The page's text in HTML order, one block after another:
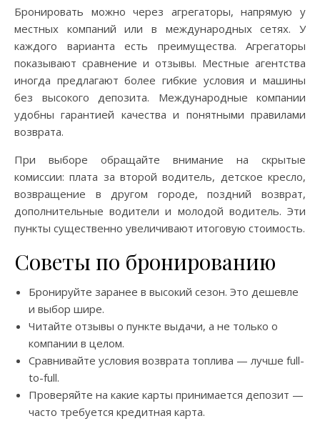
Бронировать можно через агрегаторы, напрямую у
местных компаний или в международных сетях. У
каждого варианта есть преимущества. Агрегаторы
показывают сравнение и отзывы. Местные агентства
иногда предлагают более гибкие условия и машины
без высокого депозита. Международные компании
удобны гарантией качества и понятными правилами
возврата.
При выборе обращайте внимание на скрытые
комиссии: плата за второй водитель, детское кресло,
возвращение в другом городе, поздний возврат,
дополнительные водители и молодой водитель. Эти
пункты существенно увеличивают итоговую стоимость.
Советы по бронированию
Бронируйте заранее в высокий сезон. Это дешевле
и выбор шире.
Читайте отзывы о пункте выдачи, а не только о
компании в целом.
Сравнивайте условия возврата топлива — лучше full-
to-full.
Проверяйте на какие карты принимается депозит —
часто требуется кредитная карта.